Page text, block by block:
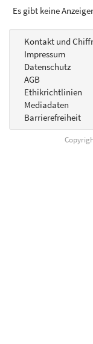
Es gibt keine
Kontakt und
Impressum
Datenschutz
AGB
Ethikrichtlinien
Mediadaten
Barrierefreiheit